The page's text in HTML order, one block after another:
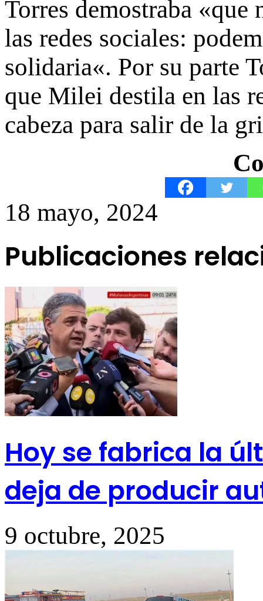
Torres demostraba «que
las redes sociales:
solidaria«. Por su parte
que Milei destila en las
cabeza para salir de la
18 mayo, 2024
Publicaciones
Hoy se fabrica la
deja de producir
9 octubre, 2025